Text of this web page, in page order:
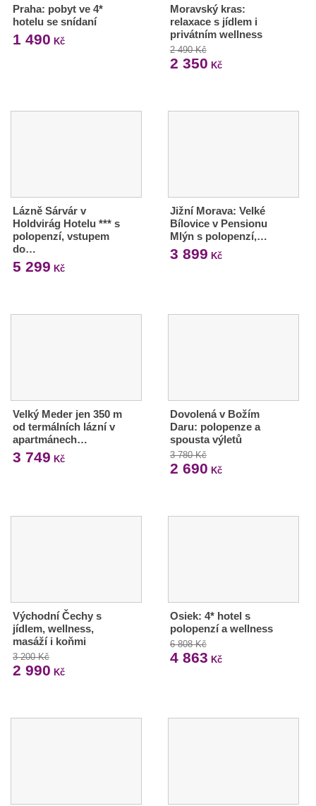
Praha: pobyt ve 4*
hotelu se snídaní
1 490 Kč
Moravský kras:
relaxace s jídlem i
privátním wellness
2 490 Kč
2 350 Kč
Lázně Sárvár v
Holdvirág Hotelu *** s
polopenzí, vstupem
do…
5 299 Kč
Jižní Morava: Velké
Bílovice v Pensionu
Mlýn s polopenzí,…
3 899 Kč
Velký Meder jen 350 m
od termálních lázní v
apartmánech…
3 749 Kč
Dovolená v Božím
Daru: polopenze a
spousta výletů
3 780 Kč
2 690 Kč
Východní Čechy s
jídlem, wellness,
masáží i koňmi
3 200 Kč
2 990 Kč
Osiek: 4* hotel s
polopenzí a wellness
6 808 Kč
4 863 Kč